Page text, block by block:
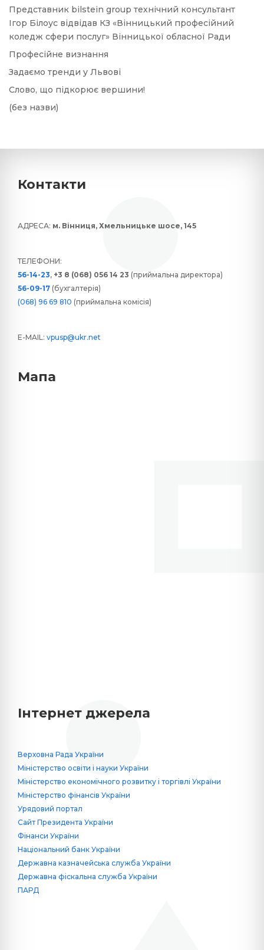
Представник bilstein group технічний консультант
Ігор Білоус відвідав КЗ «Вінницький професійний
коледж сфери послуг» Вінницької обласної Ради
Професійне визнання
Задаємо тренди у Львові
Слово, що підкорює вершини!
(без назви)
Контакти
АДРЕСА: м. Вінниця, Хмельницьке шосе, 145
ТЕЛЕФОНИ:
56-14-23, +3 8 (068) 056 14 23 (приймальна директора)
56-09-17 (бухгалтерія)
(068) 96 69 810 (приймальна комісія)
E-MAIL: vpusp@ukr.net
Мапа
Інтернет джерела
Верховна Рада України
Міністерство освіти і науки України
Міністерство економічного розвитку і торгівлі України
Міністерство фінансів України
Урядовий портал
Сайт Президента України
Фінанси України
Національний банк України
Державна казначейська служба України
Державна фіскальна служба України
ПАРД